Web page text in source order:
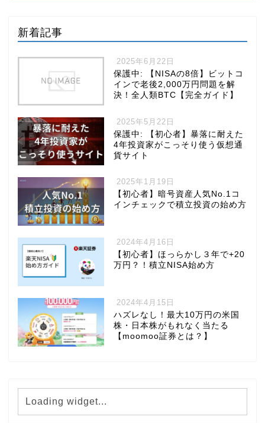
新着記事
2025年6月22日
保護中: 【NISAの8倍】ビットコ
インで老後2,000万円問題を解
決！全人類BTC【完全ガイド】
2025年5月22日
保護中: 【初心者】暴落に耐えた
4年投資家がこっそり使う仮想通
貨サイト
2025年1月19日
【初心者】暗号資産人気No.1コ
インチェックで積立投資の始め方
2024年4月16日
【初心者】ほっらかし３年で+20
万円？！積立NISA始め方
2024年4月15日
ハズレなし！最大10万円の米国
株・日本株がもれなく当たる
【moomoo証券とは？】